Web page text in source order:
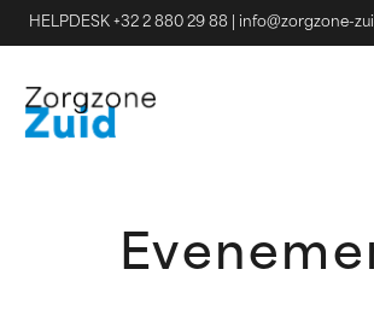
HELPDESK +32 2 880 29 88 info@zorgzone-